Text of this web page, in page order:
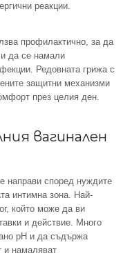
реакции.
профилактично, за да
да се намали
Редовната грижа с
защитни механизми
през целия ден.
вагинален
направи според нуждите
интимна зона. Най-
който може да ви
и действие. Много
pH и да съдържа
и намаляват